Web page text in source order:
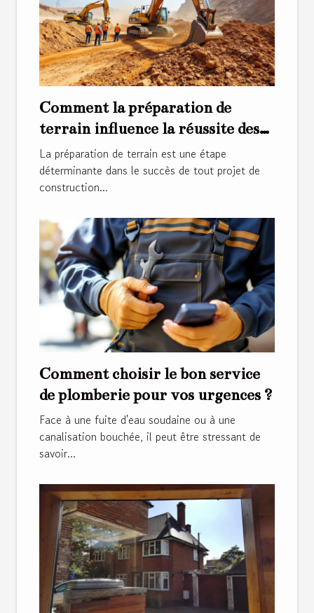
Comment la préparation de
terrain influence la réussite des
projets de construction ?
La préparation de terrain est une étape
déterminante dans le succès de tout projet de
construction...
Comment choisir le bon service
de plomberie pour vos urgences ?
Face à une fuite d'eau soudaine ou à une
canalisation bouchée, il peut être stressant de
savoir...